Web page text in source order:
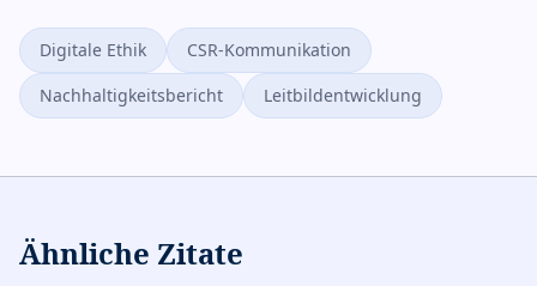
Digitale Ethik
CSR-Kommunikation
Nachhaltigkeitsbericht
Leitbildentwicklung
Ähnliche Zitate